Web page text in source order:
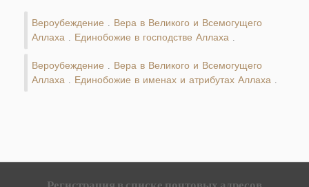
Вероубеждение Вера в Великого и Всемогущего
Аллаха Единобожие в господстве Аллаха
Вероубеждение Вера в Великого и Всемогущего
Аллаха Единобожие в именах и атрибутах Аллаха